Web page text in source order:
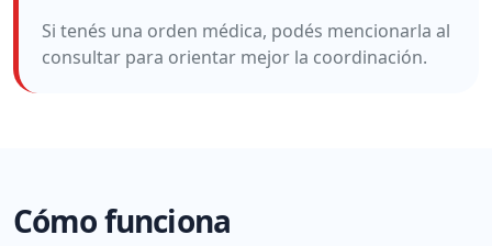
Si tenés una orden médica, podés mencionarla al
consultar para orientar mejor la coordinación.
Cómo funciona